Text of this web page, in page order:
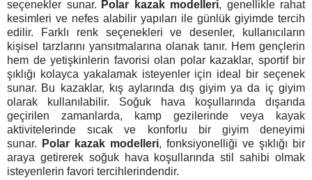
seçenekler sunar. Polar kazak modelleri, genellikle rahat
kesimleri ve nefes alabilir yapıları ile günlük giyimde tercih
edilir. Farklı renk seçenekleri ve desenler, kullanıcıların
kişisel tarzlarını yansıtmalarına olanak tanır. Hem gençlerin
hem de yetişkinlerin favorisi olan polar kazaklar, sportif bir
şıklığı kolayca yakalamak isteyenler için ideal bir seçenek
sunar. Bu kazaklar, kış aylarında dış giyim ya da iç giyim
olarak kullanılabilir. Soğuk hava koşullarında dışarıda
geçirilen zamanlarda, kamp gezilerinde veya kayak
aktivitelerinde sıcak ve konforlu bir giyim deneyimi
sunar.
Polar kazak modelleri, fonksiyonelliği ve şıklığı bir
araya getirerek soğuk hava koşullarında stil sahibi olmak
isteyenlerin favori tercihlerindendir.